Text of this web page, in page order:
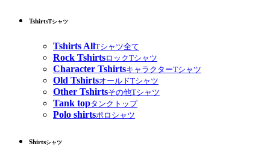
TshirtsTシャツ
Tshirts AllTシャツ全て
Rock TshirtsロックTシャツ
Character TshirtsキャラクターTシャツ
Old TshirtsオールドTシャツ
Other Tshirtsその他Tシャツ
Tank topタンクトップ
Polo shirtsポロシャツ
Shirtsシャツ